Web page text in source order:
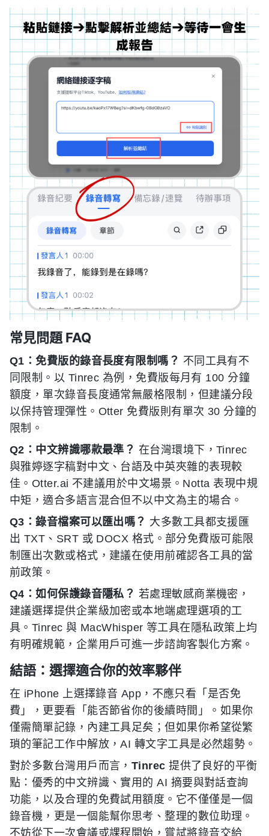
常見問題 FAQ
Q1：免費版的錄音長度有限制嗎？ 不同工具有不
同限制。以 Tinrec 為例，免費版每月有 100 分鐘
額度，單次錄音長度通常無嚴格限制，但建議分段
以保持管理彈性。Otter 免費版則有單次 30 分鐘的
限制。
Q2：中文辨識哪款最準？ 在台灣環境下，Tinrec
與雅婷逐字稿對中文、台語及中英夾雜的表現較
佳。Otter.ai 不建議用於中文場景。Notta 表現中規
中矩，適合多語言混合但不以中文為主的場合。
Q3：錄音檔案可以匯出嗎？ 大多數工具都支援匯
出 TXT、SRT 或 DOCX 格式。部分免費版可能限
制匯出次數或格式，建議在使用前確認各工具的當
前政策。
Q4：如何保護錄音隱私？ 若處理敏感商業機密，
建議選擇提供企業級加密或本地端處理選項的工
具。Tinrec 與 MacWhisper 等工具在隱私政策上均
有明確規範，企業用戶可進一步諮詢客製化方案。
結語：選擇適合你的效率夥伴
在 iPhone 上選擇錄音 App，不應只看「是否免
費」，更要看「能否節省你的後續時間」。如果你
僅需簡單記錄，內建工具足矣；但如果你希望從繁
瑣的筆記工作中解放，AI 轉文字工具是必然趨勢。
對於多數台灣用戶而言， Tinrec 提供了良好的平衡
點：優秀的中文辨識、實用的 AI 摘要與對話查詢
功能，以及合理的免費試用額度。它不僅僅是一個
錄音機，更是一個能幫你思考、整理的數位助理。
不妨從下一次會議或課程開始，嘗試將錄音交給